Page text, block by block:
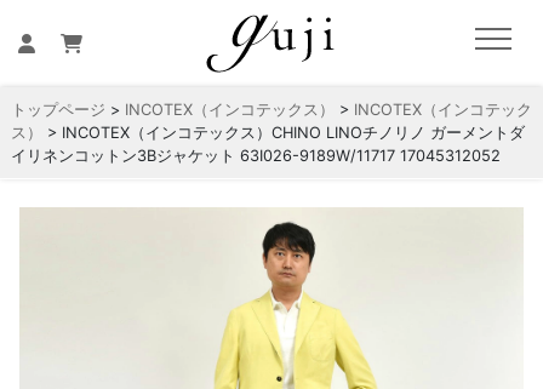
トップページ > INCOTEX（インコテックス） > INCOTEX（インコテック
ス）
> INCOTEX（インコテックス）CHINO LINOチノリノ ガーメントダ
イリネンコットン3Bジャケット 63I026-9189W/11717 17045312052